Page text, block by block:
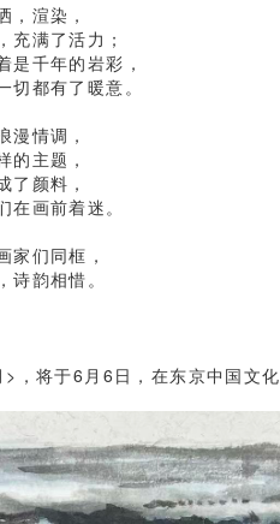
，渲染，
充满了活力；
是千年的岩彩，
都有了暖意。
漫情调，
的主题，
了颜料，
画前着迷。
家们同框，
韵相惜。
，将于6月6日，在东京中国文